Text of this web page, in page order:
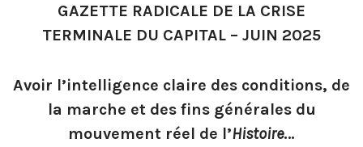
GAZETTE RADICALE DE LA CRISE
TERMINALE DU CAPITAL – JUIN 2025
Avoir l’intelligence claire des conditions, de
la marche et des fins générales du
mouvement réel de l’Histoire…